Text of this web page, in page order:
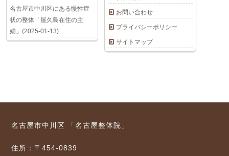
お問い合わせ
プライバシーポリシー
サイトマップ
名古屋市中川区にある慢性症
状の整体「屋久島在住の主
婦」(2025-01-13)
名古屋市中川区 「名古屋整体院」
住所：〒454-0839